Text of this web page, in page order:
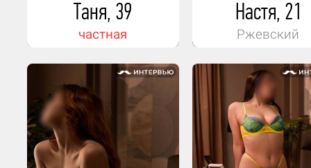
Таня, 39
частная
Настя, 21
Ржевский